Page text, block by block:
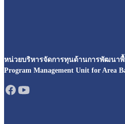
หน่วยบริหารจัดการทุนด้านการพัฒนา
Program Management Unit for Area